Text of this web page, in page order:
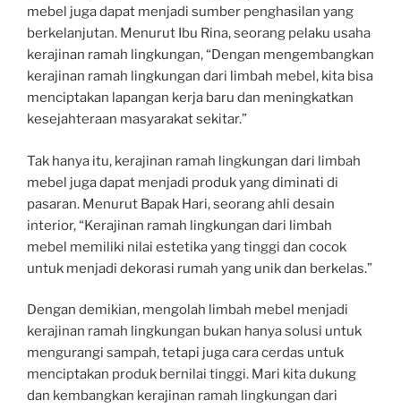
mebel juga dapat menjadi sumber penghasilan yang
berkelanjutan. Menurut Ibu Rina, seorang pelaku usaha
kerajinan ramah lingkungan, “Dengan mengembangkan
kerajinan ramah lingkungan dari limbah mebel, kita bisa
menciptakan lapangan kerja baru dan meningkatkan
kesejahteraan masyarakat sekitar.”
Tak hanya itu, kerajinan ramah lingkungan dari limbah
mebel juga dapat menjadi produk yang diminati di
pasaran. Menurut Bapak Hari, seorang ahli desain
interior, “Kerajinan ramah lingkungan dari limbah
mebel memiliki nilai estetika yang tinggi dan cocok
untuk menjadi dekorasi rumah yang unik dan berkelas.”
Dengan demikian, mengolah limbah mebel menjadi
kerajinan ramah lingkungan bukan hanya solusi untuk
mengurangi sampah, tetapi juga cara cerdas untuk
menciptakan produk bernilai tinggi. Mari kita dukung
dan kembangkan kerajinan ramah lingkungan dari